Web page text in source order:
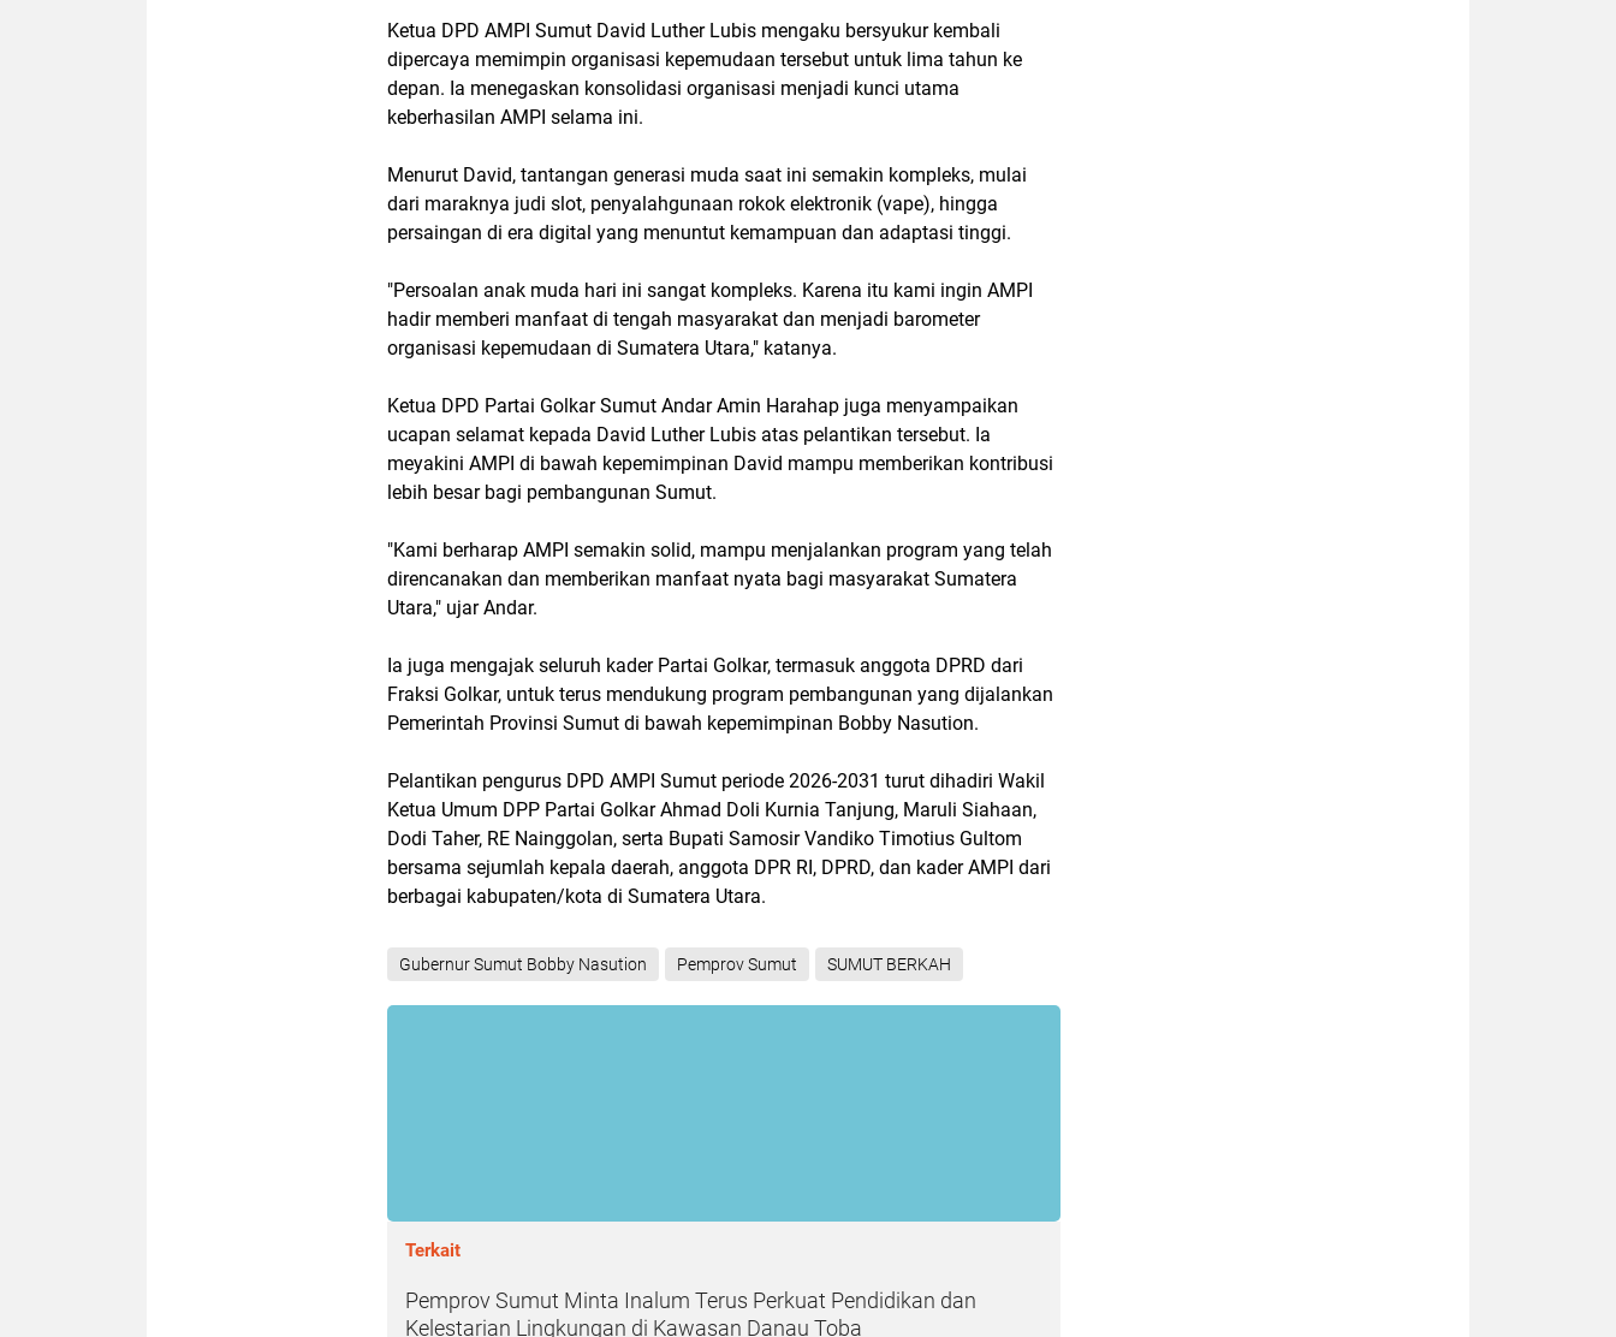
Ketua DPD AMPI Sumut David Luther Lubis mengaku bersyukur kembali
dipercaya memimpin organisasi kepemudaan tersebut untuk lima tahun ke
depan. Ia menegaskan konsolidasi organisasi menjadi kunci utama
keberhasilan AMPI selama ini.
Menurut David, tantangan generasi muda saat ini semakin kompleks, mulai
dari maraknya judi slot, penyalahgunaan rokok elektronik (vape), hingga
persaingan di era digital yang menuntut kemampuan dan adaptasi tinggi.
"Persoalan anak muda hari ini sangat kompleks. Karena itu kami ingin AMPI
hadir memberi manfaat di tengah masyarakat dan menjadi barometer
organisasi kepemudaan di Sumatera Utara," katanya.
Ketua DPD Partai Golkar Sumut Andar Amin Harahap juga menyampaikan
ucapan selamat kepada David Luther Lubis atas pelantikan tersebut. Ia
meyakini AMPI di bawah kepemimpinan David mampu memberikan kontribusi
lebih besar bagi pembangunan Sumut.
"Kami berharap AMPI semakin solid, mampu menjalankan program yang telah
direncanakan dan memberikan manfaat nyata bagi masyarakat Sumatera
Utara," ujar Andar.
Ia juga mengajak seluruh kader Partai Golkar, termasuk anggota DPRD dari
Fraksi Golkar, untuk terus mendukung program pembangunan yang dijalankan
Pemerintah Provinsi Sumut di bawah kepemimpinan Bobby Nasution.
Pelantikan pengurus DPD AMPI Sumut periode 2026-2031 turut dihadiri Wakil
Ketua Umum DPP Partai Golkar Ahmad Doli Kurnia Tanjung, Maruli Siahaan,
Dodi Taher, RE Nainggolan, serta Bupati Samosir Vandiko Timotius Gultom
bersama sejumlah kepala daerah, anggota DPR RI, DPRD, dan kader AMPI dari
berbagai kabupaten/kota di Sumatera Utara.
Gubernur Sumut Bobby Nasution Pemprov Sumut SUMUT BERKAH
Terkait
Pemprov Sumut Minta Inalum Terus Perkuat Pendidikan dan
Kelestarian Lingkungan di Kawasan Danau Toba